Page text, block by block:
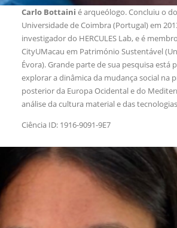
Carlo Bottaini é arqueólogo. Concluiu o
Universidade de Coimbra (Portugal) em
investigador do HERCULES Lab, e é
CityUMacau em Património Sustentável
Évora). Grande parte de sua pesquisa está
explorar a dinâmica da mudança social na
posterior da Europa Ocidental e do
análise da cultura material e das
Ciência ID: 1916-9091-9E7